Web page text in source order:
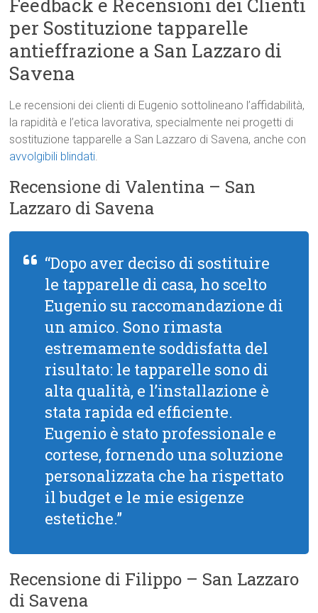
Feedback e Recensioni dei Clienti
per Sostituzione tapparelle
antieffrazione a San Lazzaro di
Savena
Le recensioni dei clienti di Eugenio sottolineano l’affidabilità,
la rapidità e l’etica lavorativa, specialmente nei progetti di
sostituzione tapparelle a San Lazzaro di Savena, anche con
avvolgibili blindati.
Recensione di Valentina – San
Lazzaro di Savena
“Dopo aver deciso di sostituire
le tapparelle di casa, ho scelto
Eugenio su raccomandazione di
un amico. Sono rimasta
estremamente soddisfatta del
risultato: le tapparelle sono di
alta qualità, e l’installazione è
stata rapida ed efficiente.
Eugenio è stato professionale e
cortese, fornendo una soluzione
personalizzata che ha rispettato
il budget e le mie esigenze
estetiche.”
Recensione di Filippo – San Lazzaro
di Savena